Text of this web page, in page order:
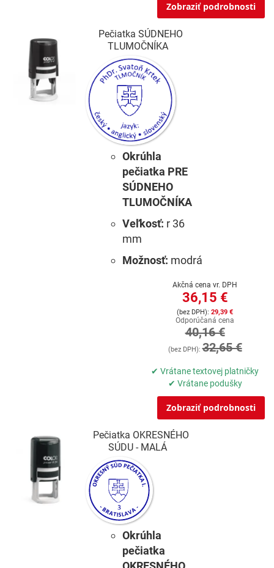
Zobraziť podrobnosti
Pečiatka SÚDNEHO
TLUMOČNÍKA
Okrúhla
pečiatka PRE
SÚDNEHO
TLUMOČNÍKA
Veľkosť: r 36
mm
Možnosť: modrá
Akčná cena vr. DPH
36,15 €
29,39 €
Odporúčaná cena
40,16 €
32,65 €
✔ Vrátane textovej platničky
✔ Vrátane podušky
Zobraziť podrobnosti
Pečiatka OKRESNÉHO
SÚDU - MALÁ
Okrúhla
pečiatka